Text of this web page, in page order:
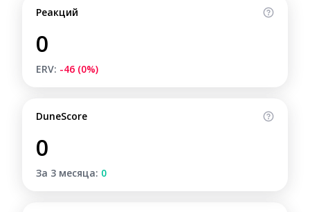
Реакций
0
ERV: -46 (0%)
DuneScore
0
За 3 месяца: 0